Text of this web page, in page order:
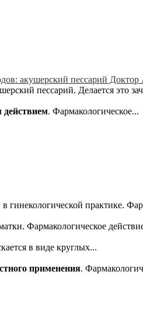
акушерский пессарий Доктор
пессарий. Делается это
действием. Фармакологическое...
практике.
Фармакологическое
в виде круглых...
применения.